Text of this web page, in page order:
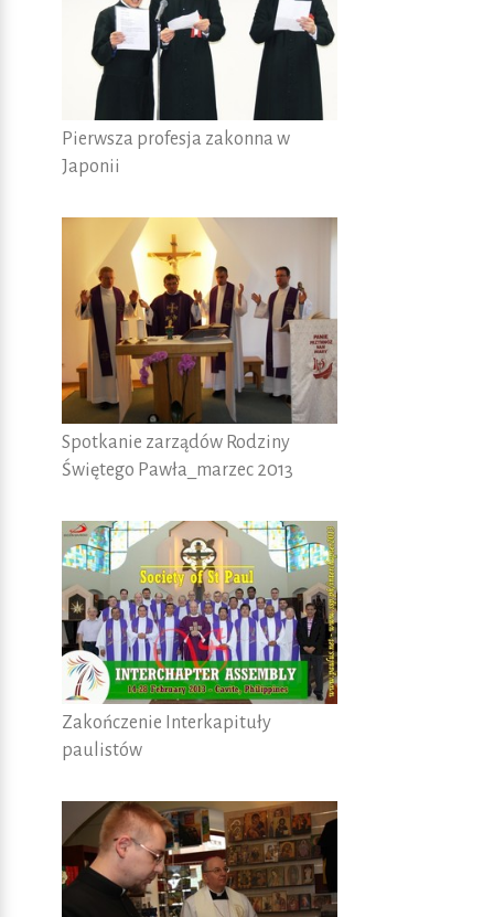
Pierwsza profesja zakonna w
Japonii
Spotkanie zarządów Rodziny
Świętego Pawła_marzec 2013
Zakończenie Interkapituły
paulistów